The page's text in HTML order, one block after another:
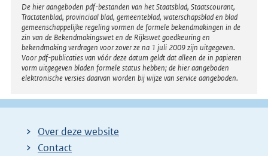
Disclaimer
De hier aangeboden pdf-bestanden van het Staatsblad, Staatscourant,
Tractatenblad, provinciaal blad, gemeenteblad, waterschapsblad en blad
gemeenschappelijke regeling vormen de formele bekendmakingen in de
zin van de Bekendmakingswet en de Rijkswet goedkeuring en
bekendmaking verdragen voor zover ze na 1 juli 2009 zijn uitgegeven.
Voor pdf-publicaties van vóór deze datum geldt dat alleen de in papieren
vorm uitgegeven bladen formele status hebben; de hier aangeboden
elektronische versies daarvan worden bij wijze van service aangeboden.
Over deze website
Contact